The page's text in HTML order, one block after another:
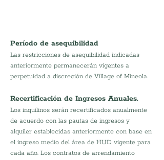
Período de asequibilidad
Las restricciones de asequibilidad indicadas
anteriormente permanecerán vigentes a
perpetuidad a discreción de Village of Mineola.
Recertificación de Ingresos Anuales.
Los inquilinos serán recertificados anualmente
de acuerdo con las pautas de ingresos y
alquiler establecidas anteriormente con base en
el ingreso medio del área de HUD vigente para
cada año. Los contratos de arrendamiento